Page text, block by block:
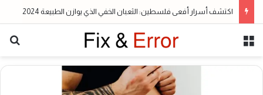
اكتشف أسرار أفعى فلسطين: الثعبان الخفي الذي يوازن الطبيعة 2024